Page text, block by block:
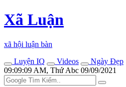
Xã Luận
xã hội luận bàn
Luyện IQ
Videos
Ngày Đẹp
09:09:09 AM, Thứ Abc 09/09/2021